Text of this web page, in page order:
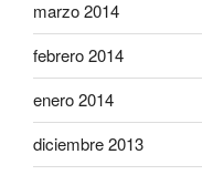
marzo 2014
febrero 2014
enero 2014
diciembre 2013